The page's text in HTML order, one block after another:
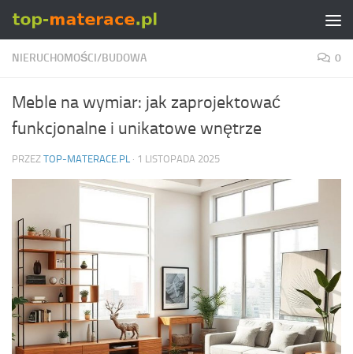
Skip to content
NIERUCHOMOŚCI/BUDOWA 0
Meble na wymiar: jak zaprojektować
funkcjonalne i unikatowe wnętrze
PRZEZ TOP-MATERACE.PL · 1 LISTOPADA 2025